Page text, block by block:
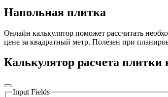
Напольная плитка
Онлайн калькулятор поможет рассчитать
цене за квадратный метр. Полезен при
Калькулятор расчета плитки
Input Fields